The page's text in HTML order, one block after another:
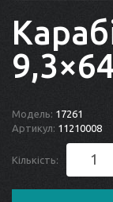
Модель: 17261
Артикул: 11210008
Кількість: